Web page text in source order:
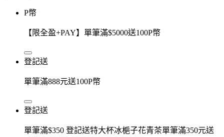
P幣
【限全盈+PAY】單筆滿$5000送100P幣
登記送
單筆滿888元送100P幣
登記送
單筆滿$350 登記送特大杯冰梔子花青茶單筆滿350元送